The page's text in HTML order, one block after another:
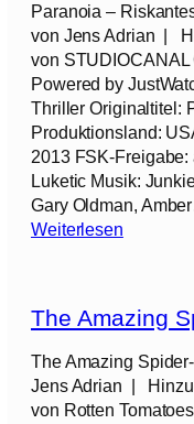
a
z
i
n
g
S
p
i
d
e
M
n
:
Paranoia –
von Jens Adrian |
von STUDIOCANAL
Powered by
Thriller Originaltitel:
Produktionsland:
2013 FSK-
Luketic Musik:
Gary Oldman,
Weiterlesen:
a
o
The Amazing
The Amazing
Jens Adrian |
von Rotten